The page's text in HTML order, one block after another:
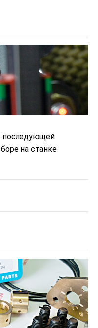
последующей
на станке